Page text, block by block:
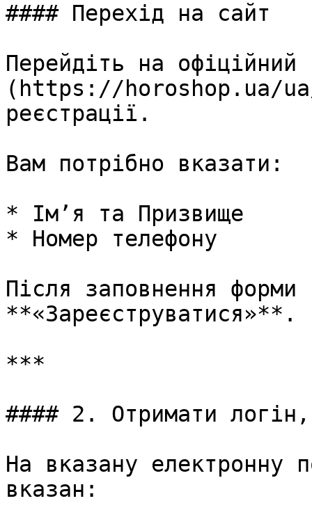
#### Перехід на сайт
Перейдіть на
(https://horoshop.ua/
реєстрації.
Вам потрібно вказати:
* Ім’я та Призвище
* Номер телефону
Після заповнення форми
**«Зареєструватися»**.
***
#### 2. Отримати
На вказану електронну
вказан: